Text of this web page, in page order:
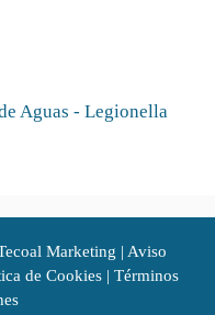
Aguas - Legionella
Marketing | Aviso
de Cookies | Términos